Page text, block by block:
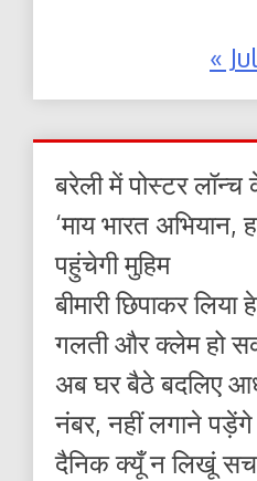
« Jul
बरेली में पोस्टर
‘माय भारत
पहुंचेगी मुहिम
बीमारी छिपाकर
गलती और क्लेम हो
अब घर बैठे बदलिए
नंबर, नहीं लगाने
दैनिक क्यूँ न लिखूं